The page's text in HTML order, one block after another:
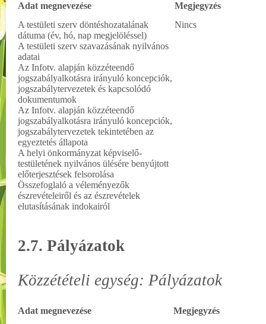
Adat megnevezése
Megjegyzés
A testületi szerv döntéshozatalának
dátuma (év, hó, nap megjelöléssel)
A testületi szerv szavazásának nyilvános
adatai
Az Infotv. alapján közzéteendő
jogszabályalkotásra irányuló koncepciók,
jogszabálytervezetek és kapcsolódó
dokumentumok
Az Infotv. alapján közzéteendő
jogszabályalkotásra irányuló koncepciók,
jogszabálytervezetek tekintetében az
egyeztetés állapota
A helyi önkormányzat képviselő-
testületének nyilvános ülésére benyújtott
előterjesztések felsorolása
Összefoglaló a véleményezők
észrevételeiről és az észrevételek
elutasításának indokairól
Nincs
2.7. Pályázatok
Közzétételi egység: Pályázatok
Adat megnevezése
Megjegyzés